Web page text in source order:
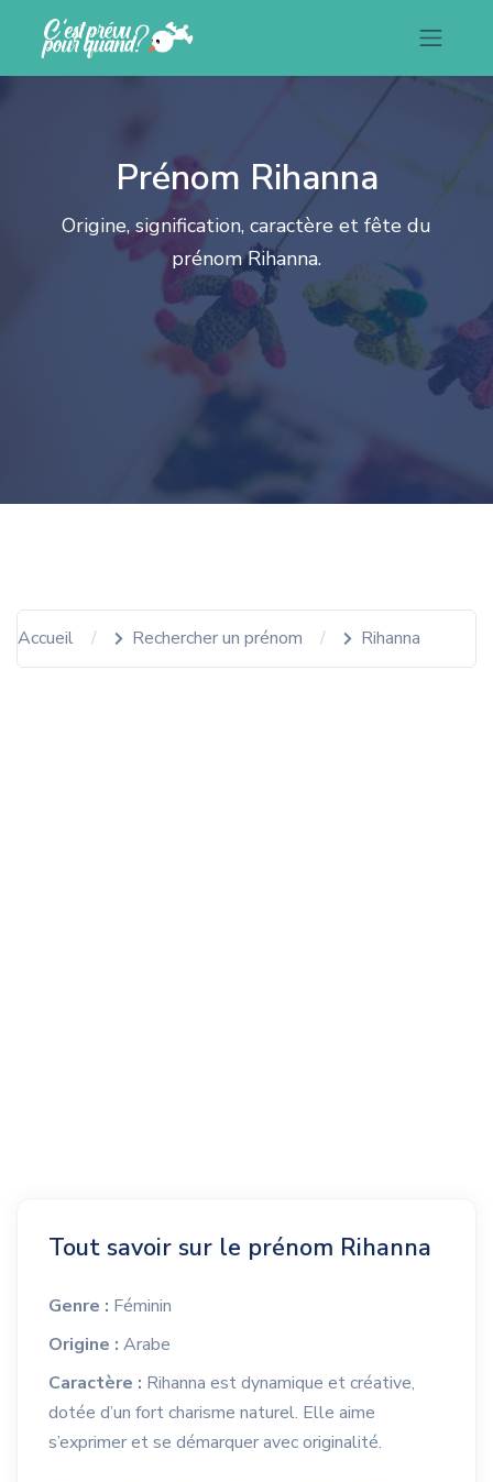
Prénom Rihanna
Origine, signification, caractère et fête du
prénom Rihanna.
Accueil Rechercher un prénom Rihanna
Tout savoir sur le prénom Rihanna
Genre : Féminin
Origine : Arabe
Caractère : Rihanna est dynamique et créative,
dotée d’un fort charisme naturel. Elle aime
s’exprimer et se démarquer avec originalité.